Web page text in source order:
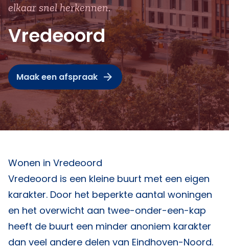
elkaar snel herkennen.
Vredeoord
Maak een afspraak
Wonen in Vredeoord
Vredeoord is een kleine buurt met een eigen
karakter. Door het beperkte aantal woningen
en het overwicht aan twee-onder-een-kap
heeft de buurt een minder anoniem karakter
dan veel andere delen van Eindhoven-Noord.